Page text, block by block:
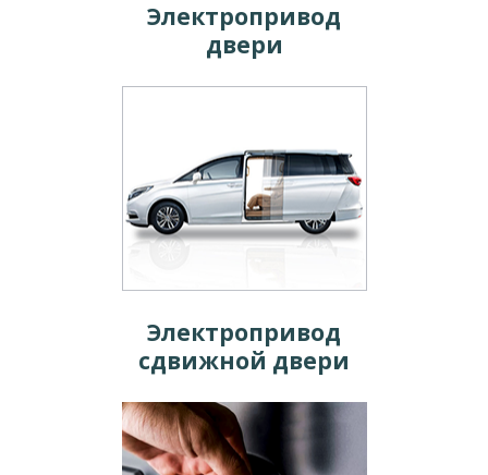
Электропривод
двери
Электропривод
сдвижной двери